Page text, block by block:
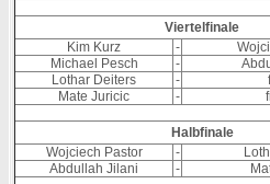
Viertelfinale
Kim Kurz
-
Michael Pesch
-
Lothar Deiters
-
Mate Juricic
-
Halbfinale
Wojciech Pastor
-
Abdullah Jilani
-